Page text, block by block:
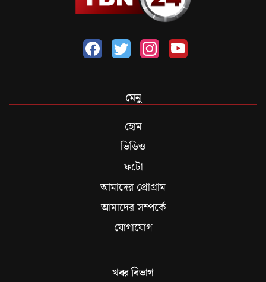
মেনু
হোম
ভিডিও
ফটো
আমাদের প্রোগ্রাম
আমাদের সম্পর্কে
যোগাযোগ
খবর বিভাগ